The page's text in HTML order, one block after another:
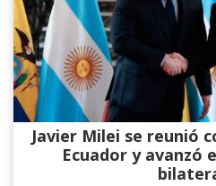
Javier Milei se reunió
Ecuador y avanzó